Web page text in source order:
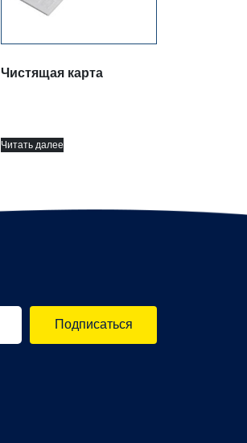
Чистящая карта
Читать далее
Подписаться